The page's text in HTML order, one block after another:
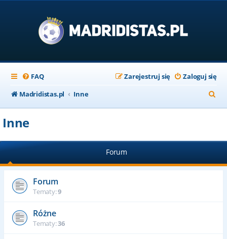
FAQ Zaloguj się
Zarejestruj się
Madridistas.pl
Inne
z
j
Inne
Forum
Forum
Tematy:9
Różne
Tematy:36